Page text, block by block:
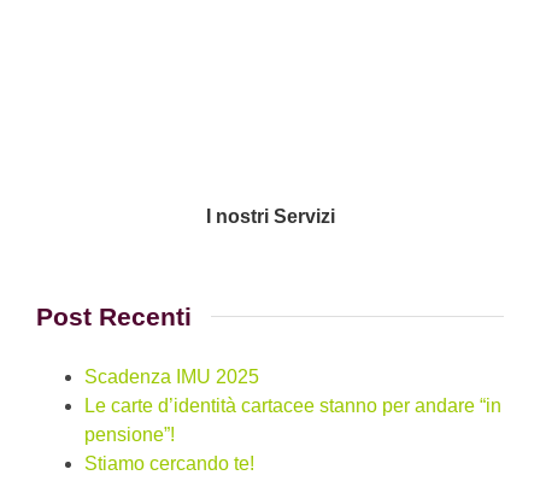
I nostri Servizi
Post Recenti
Scadenza IMU 2025
Le carte d’identità cartacee stanno per andare “in
pensione”!
Stiamo cercando te!